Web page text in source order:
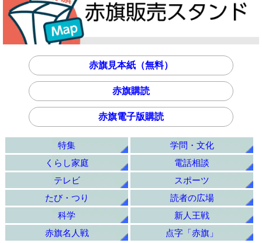
赤旗見本紙（無料）
赤旗購読
赤旗電子版購読
特集
学問・文化
くらし家庭
電話相談
テレビ
スポーツ
たび・つり
読者の広場
科学
新人王戦
赤旗名人戦
点字「赤旗」